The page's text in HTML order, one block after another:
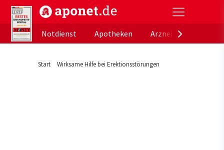
aponet.de - Das offizielle Gesundheitsportal der
Notdienst
Apotheken
Start Wirksame Hilfe bei Erektionsstörungen